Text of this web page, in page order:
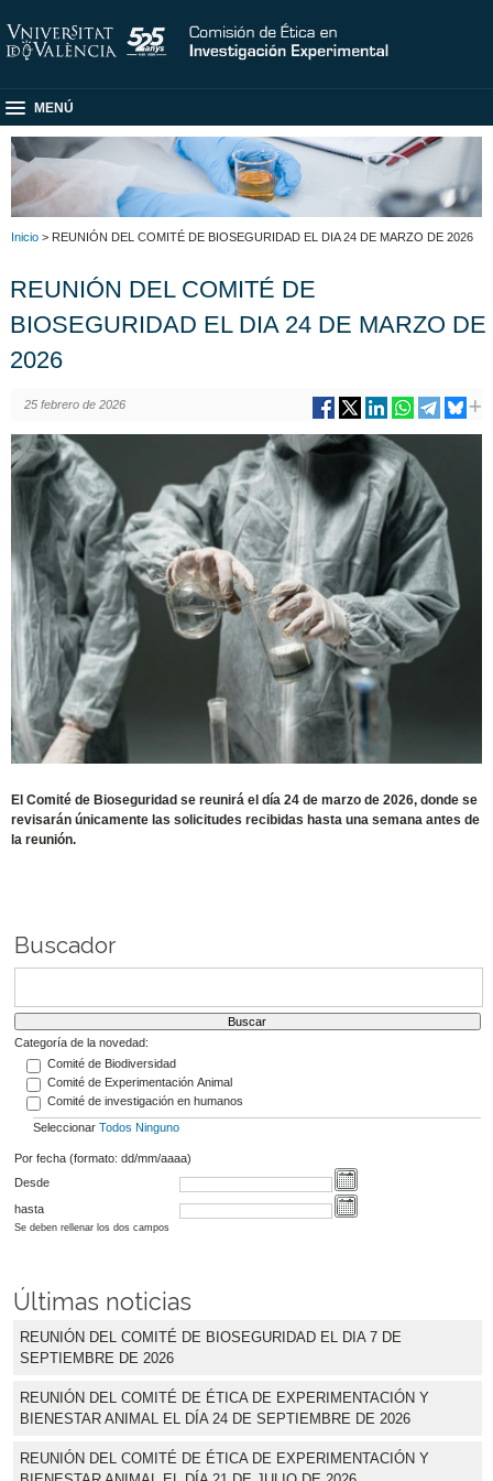
MENÚ
Inicio > REUNIÓN DEL COMITÉ DE BIOSEGURIDAD EL DIA 24 DE MARZO DE 2026
REUNIÓN DEL COMITÉ DE
BIOSEGURIDAD EL DIA 24 DE MARZO DE
2026
25 febrero de 2026
El Comité de Bioseguridad se reunirá el día 24 de marzo de 2026, donde se
revisarán únicamente las solicitudes recibidas hasta una semana antes de
la reunión.
Buscador
Categoría de la novedad:
Comité de Biodiversidad
Comité de Experimentación Animal
Comité de investigación en humanos
Seleccionar Todos Ninguno
Por fecha (formato: dd/mm/aaaa)
Desde
hasta
Se deben rellenar los dos campos
Últimas noticias
REUNIÓN DEL COMITÉ DE BIOSEGURIDAD EL DIA 7 DE
SEPTIEMBRE DE 2026
REUNIÓN DEL COMITÉ DE ÉTICA DE EXPERIMENTACIÓN Y
BIENESTAR ANIMAL EL DÍA 24 DE SEPTIEMBRE DE 2026
REUNIÓN DEL COMITÉ DE ÉTICA DE EXPERIMENTACIÓN Y